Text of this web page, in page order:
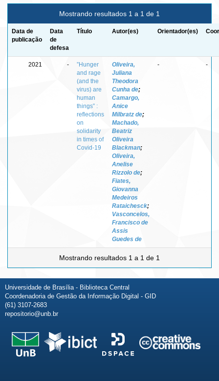
Mostrando resultados 1 a 1 de 1
Data de
publicação
Data
de
defesa
Título Autor(es) Orientador(es)
2021 -
”Hunger
and rage
(and the
virus) are
human
things” :
reflections
on
solidarity
in times of
Covid-19
Oliveira,
Juliana
Theodora
Cunha de;
Camargo,
Anice
Milbratz de;
Machado,
Beatriz
Oliveira
Blackman;
Oliveira,
Anelise
Rizzolo de;
Fiates,
Giovanna
Medeiros
Rataichesck;
Vasconcelos,
Francisco de
Assis
Guedes de
- -
Mostrando resultados 1 a 1 de 1
Universidade de Brasília - Biblioteca Central
Coordenadoria de Gestão da Informação Digital - GID
(61) 3107-2683
repositorio@unb.br